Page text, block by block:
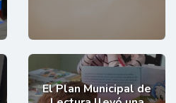
El Plan Municipal de